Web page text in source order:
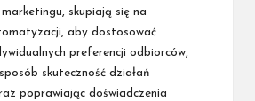
skupiają się na
aby dostosować
preferencji odbiorców,
skuteczność działań
poprawiając doświadczenia